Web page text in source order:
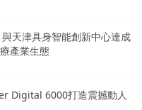
天津具身智能創新中心達成
產業生態
Digital 6000打造震撼動人